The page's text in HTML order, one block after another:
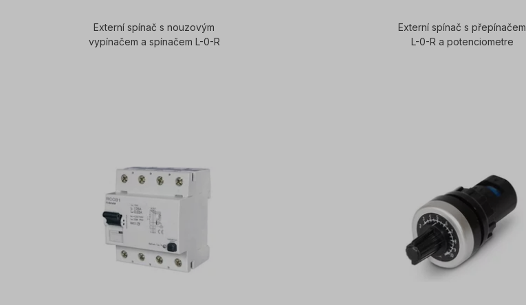
Externí spínač s nouzovým
vypínačem a spínačem L-0-R
Externí spínač s přepínačem
L-0-R a potenciometre